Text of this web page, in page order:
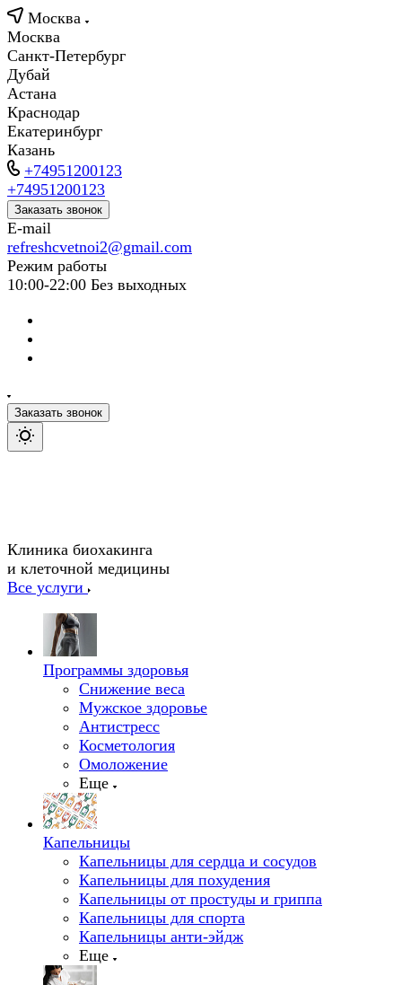
Москва
Москва
Санкт-Петербург
Дубай
Астана
Краснодар
Екатеринбург
Казань
+74951200123
+74951200123
Заказать звонок
E-mail
refreshcvetnoi2@gmail.com
Режим работы
10:00-22:00 Без выходных
Заказать звонок
Клиника биохакинга
и клеточной медицины
Все услуги
Программы здоровья
Снижение веса
Мужское здоровье
Антистресс
Косметология
Омоложение
Еще
Капельницы
Капельницы для сердца и сосудов
Капельницы для похудения
Капельницы от простуды и гриппа
Капельницы для спорта
Капельницы анти-эйдж
Еще